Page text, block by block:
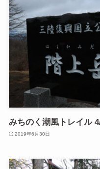
みちのく潮風トレイル
2019年6月30日